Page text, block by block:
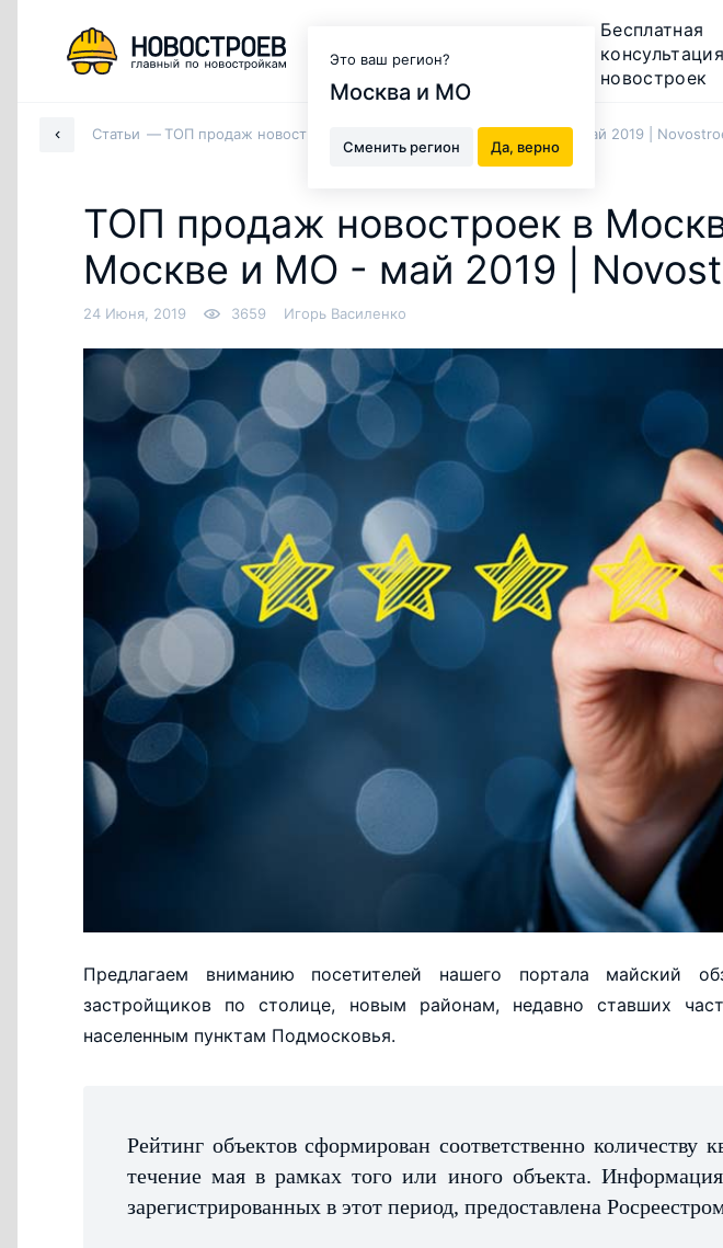
Это ваш регион?
Москва и МО
Сменить регион Да, верно
Бесплатная
новостроек
Статьи ТОП продаж новостроек в Москве, Новой Москве и МО - май 2019 |
ТОП продаж новостроек в
Москве и МО - май 2019 |
24 Июня, 2019 3659 Игорь Василенко
Предлагаем вниманию посетителей нашего портала майский
застройщиков по столице, новым районам, недавно ставших
населенным пунктам Подмосковья.
Рейтинг объектов сформирован соответственно количеству
течение мая в рамках того или иного объекта.
зарегистрированных в этот период, предоставлена